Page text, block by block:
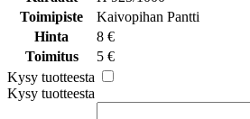
Toimipiste
Kaivopihan Pantti
Hinta
8 €
Toimitus
5 €
Kysy tuotteesta
Kysy tuotteesta